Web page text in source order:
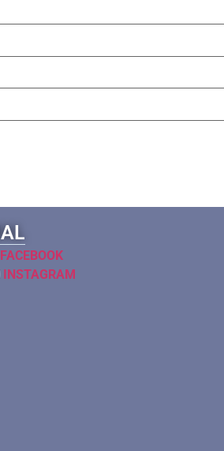
FACEBOOK
INSTAGRAM